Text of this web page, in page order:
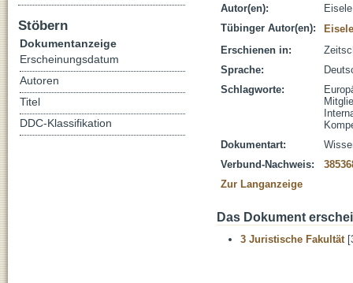
Autor(en):
Tübinger Autor(en):
Erschienen in:
Sprache:
Schlagworte:
Dokumentart:
Verbund-Nachweis:
Zur Langanzeige
Das Dokument
3 Juristische Fakultät
Stöbern
Dokumentanzeige
Erscheinungsdatum
Autoren
Titel
DDC-Klassifikation